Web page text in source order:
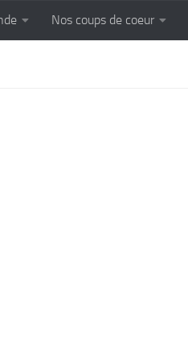
Nos coups de coeur